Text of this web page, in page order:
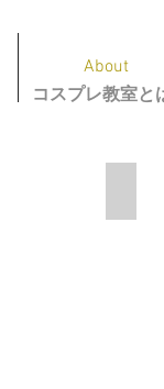
About
コスプレ教室と